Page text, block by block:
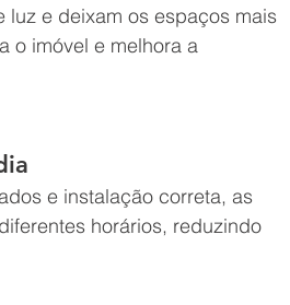
luz e deixam os espaços mais
o imóvel e melhora a
e instalação correta, as
horários, reduzindo